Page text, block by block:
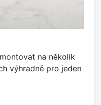
na několik
výhradně pro jeden